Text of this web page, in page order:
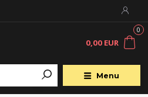
Menu
0
0,00 EUR